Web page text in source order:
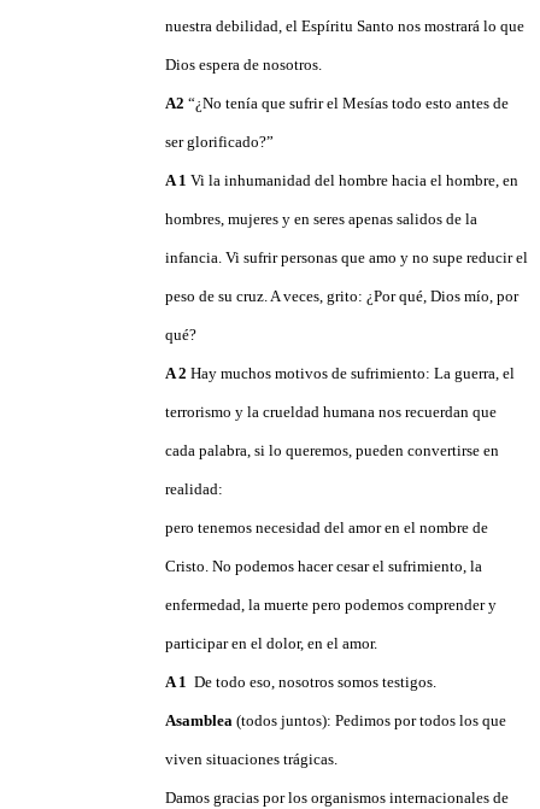
nuestra debilidad, el Espíritu Santo nos mostrará lo que
Dios espera de nosotros.
A2 “¿No tenía que sufrir el Mesías todo esto antes de
ser glorificado?”
A 1 Vi la inhumanidad del hombre hacia el hombre, en
hombres, mujeres y en seres apenas salidos de la
infancia. Vi sufrir personas que amo y no supe reducir el
peso de su cruz. A veces, grito: ¿Por qué, Dios mío, por
qué?
A 2 Hay muchos motivos de sufrimiento: La guerra, el
terrorismo y la crueldad humana nos recuerdan que
cada palabra, si lo queremos, pueden convertirse en
realidad:
pero tenemos necesidad del amor en el nombre de
Cristo. No podemos hacer cesar el sufrimiento, la
enfermedad, la muerte pero podemos comprender y
participar en el dolor, en el amor.
A 1 De todo eso, nosotros somos testigos.
Asamblea (todos juntos): Pedimos por todos los que
viven situaciones trágicas.
Damos gracias por los organismos internacionales de